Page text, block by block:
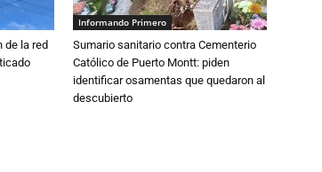
de la red
Informando Primero
Sumario sanitario contra Cementerio
Católico de Puerto Montt: piden
identificar osamentas que quedaron al
descubierto